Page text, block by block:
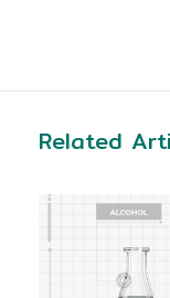
Related